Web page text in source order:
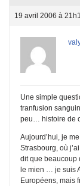
19 avril 2006 à
Une simple
tranfusion
peu… histoire de
Aujourd’hui, je
Strasbourg, où
dit que beaucoup
le mien … je suis
Européens, mais